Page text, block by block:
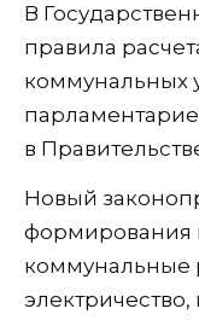
В
правила
коммунальных
в
Новый
формирования
коммунальные